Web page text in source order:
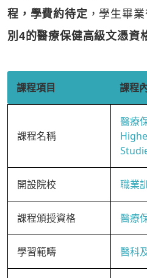
程，學費約待定 ，學生畢
別4的醫療保健高級文憑資
課程項目 課程
課程名稱
醫療
開設院校 職業
課程頒授資格 醫療
學習範疇 醫科